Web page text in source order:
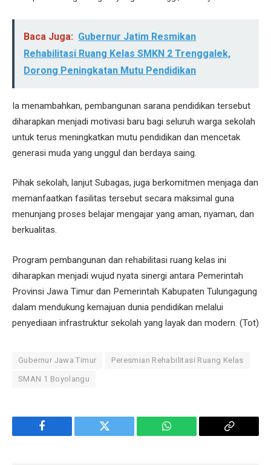
Baca Juga: Gubernur Jatim Resmikan
Rehabilitasi Ruang Kelas SMKN 2 Trenggalek,
Dorong Peningkatan Mutu Pendidikan
Ia menambahkan, pembangunan sarana pendidikan tersebut
diharapkan menjadi motivasi baru bagi seluruh warga sekolah
untuk terus meningkatkan mutu pendidikan dan mencetak
generasi muda yang unggul dan berdaya saing.
Pihak sekolah, lanjut Subagas, juga berkomitmen menjaga dan
memanfaatkan fasilitas tersebut secara maksimal guna
menunjang proses belajar mengajar yang aman, nyaman, dan
berkualitas.
Program pembangunan dan rehabilitasi ruang kelas ini
diharapkan menjadi wujud nyata sinergi antara Pemerintah
Provinsi Jawa Timur dan Pemerintah Kabupaten Tulungagung
dalam mendukung kemajuan dunia pendidikan melalui
penyediaan infrastruktur sekolah yang layak dan modern. (Tot)
Gubernur Jawa Timur Peresmian Rehabilitasi Ruang Kelas
SMAN 1 Boyolangu
Facebook Twitter WhatsApp
Copy